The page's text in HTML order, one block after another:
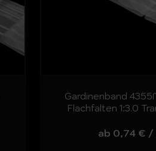
Gardinenband
Flachfalten 1:3.0
ab 0,74 € /